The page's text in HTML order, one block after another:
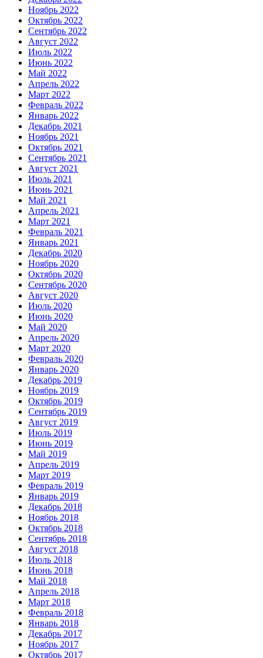
Ноябрь 2022
Октябрь 2022
Сентябрь 2022
Август 2022
Июль 2022
Июнь 2022
Май 2022
Апрель 2022
Март 2022
Февраль 2022
Январь 2022
Декабрь 2021
Ноябрь 2021
Октябрь 2021
Сентябрь 2021
Август 2021
Июль 2021
Июнь 2021
Май 2021
Апрель 2021
Март 2021
Февраль 2021
Январь 2021
Декабрь 2020
Ноябрь 2020
Октябрь 2020
Сентябрь 2020
Август 2020
Июль 2020
Июнь 2020
Май 2020
Апрель 2020
Март 2020
Февраль 2020
Январь 2020
Декабрь 2019
Ноябрь 2019
Октябрь 2019
Сентябрь 2019
Август 2019
Июль 2019
Июнь 2019
Май 2019
Апрель 2019
Март 2019
Февраль 2019
Январь 2019
Декабрь 2018
Ноябрь 2018
Октябрь 2018
Сентябрь 2018
Август 2018
Июль 2018
Июнь 2018
Май 2018
Апрель 2018
Март 2018
Февраль 2018
Январь 2018
Декабрь 2017
Ноябрь 2017
Октябрь 2017